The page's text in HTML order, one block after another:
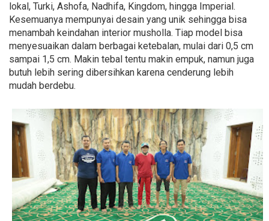
lokal, Turki, Ashofa, Nadhifa, Kingdom, hingga Imperial.
Kesemuanya mempunyai desain yang unik sehingga bisa
menambah keindahan interior musholla. Tiap model bisa
menyesuaikan dalam berbagai ketebalan, mulai dari 0,5 cm
sampai 1,5 cm. Makin tebal tentu makin empuk, namun juga
butuh lebih sering dibersihkan karena cenderung lebih
mudah berdebu.